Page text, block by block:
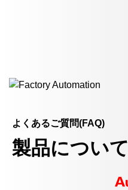
よくあるご質問(FAQ)
製品について